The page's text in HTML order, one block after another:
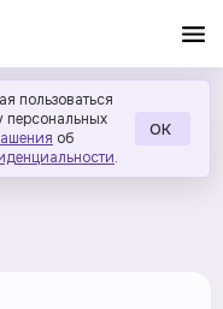
пользоваться
персональных
об
.
ОК